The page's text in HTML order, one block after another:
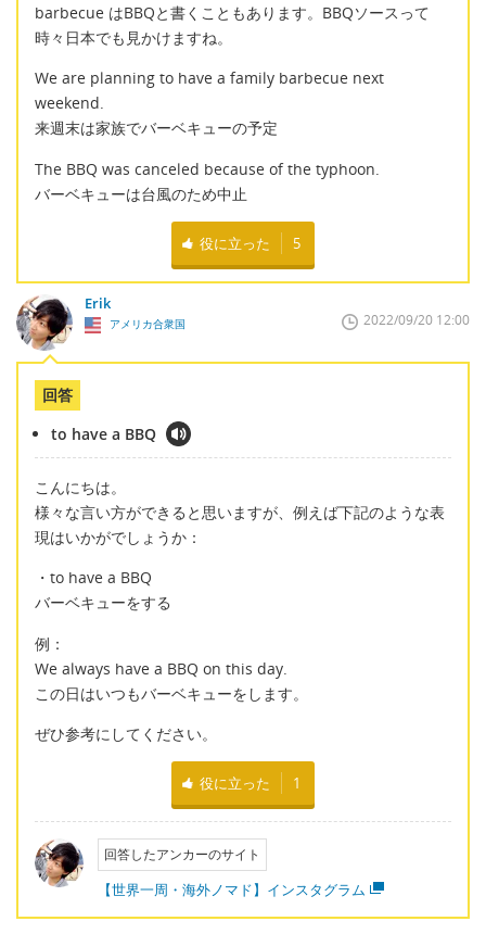
barbecue はBBQと書くこともあります。BBQソースって
時々日本でも見かけますね。
We are planning to have a family barbecue next
weekend.
来週末は家族でバーベキューの予定
The BBQ was canceled because of the typhoon.
バーベキューは台風のため中止
役に立った 5
Erik
アメリカ合衆国 2022/09/20 12:00
回答
to have a BBQ
こんにちは。
様々な言い方ができると思いますが、例えば下記のような表
現はいかがでしょうか：
・to have a BBQ
バーベキューをする
例：
We always have a BBQ on this day.
この日はいつもバーベキューをします。
ぜひ参考にしてください。
役に立った 1
回答したアンカーのサイト
【世界一周・海外ノマド】インスタグラム